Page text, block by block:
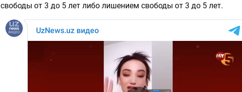
свободы от 3 до 5 лет либо лишением свободы от 3 до 5 лет.